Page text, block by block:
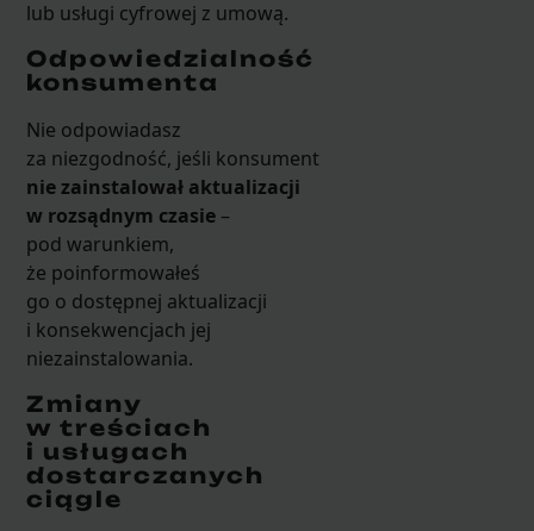
lub usługi cyfrowej z umową.
Odpowiedzialność
konsumenta
Nie odpowiadasz
za niezgodność, jeśli konsument
nie zainstalował aktualizacji
w rozsądnym czasie–
pod warunkiem,
że poinformowałeś
go o dostępnej aktualizacji
i konsekwencjach jej
niezainstalowania.
Zmiany
w treściach
i usługach
dostarczanych
ciągle